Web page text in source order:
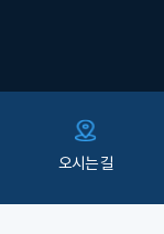
오시는 길